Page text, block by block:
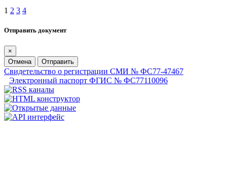
1 2 3 4
Отправить документ
×
Отмена
Отправить
Свидетельство о регистрации СМИ № ФС77-47467
Электронный паспорт ФГИС № ФС77110096